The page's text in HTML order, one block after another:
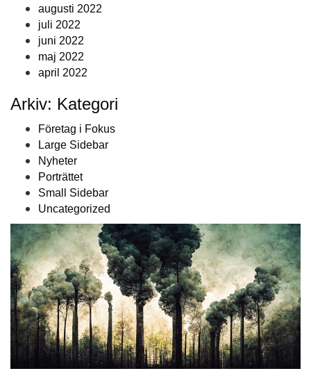
augusti 2022
juli 2022
juni 2022
maj 2022
april 2022
Arkiv: Kategori
Företag i Fokus
Large Sidebar
Nyheter
Porträttet
Small Sidebar
Uncategorized